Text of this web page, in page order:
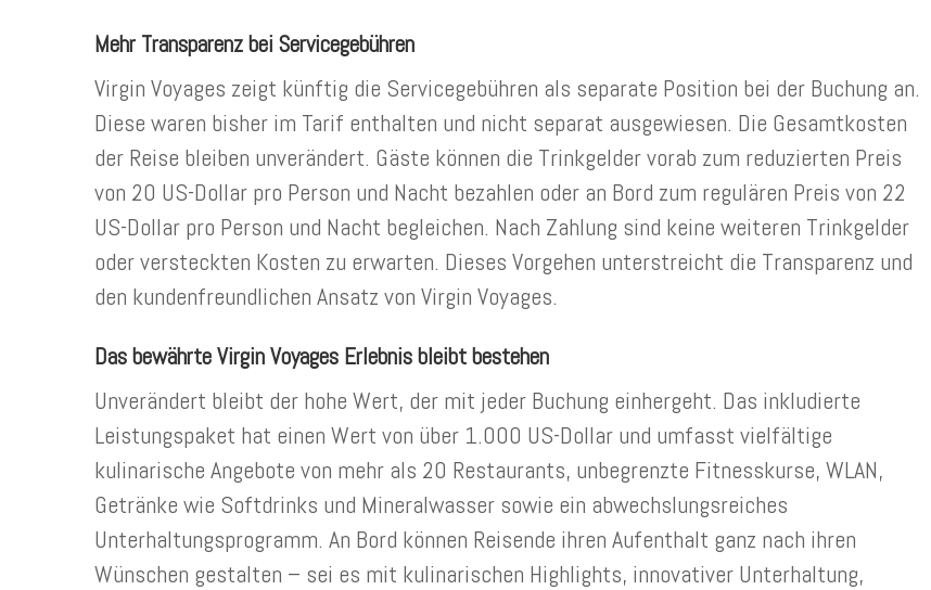
Mehr Transparenz bei Servicegebühren
Virgin Voyages zeigt künftig die Servicegebühren als separate Position bei der Buchung an.
Diese waren bisher im Tarif enthalten und nicht separat ausgewiesen. Die Gesamtkosten
der Reise bleiben unverändert. Gäste können die Trinkgelder vorab zum reduzierten Preis
von 20 US-Dollar pro Person und Nacht bezahlen oder an Bord zum regulären Preis von 22
US-Dollar pro Person und Nacht begleichen. Nach Zahlung sind keine weiteren Trinkgelder
oder versteckten Kosten zu erwarten. Dieses Vorgehen unterstreicht die Transparenz und
den kundenfreundlichen Ansatz von Virgin Voyages.
Das bewährte Virgin Voyages Erlebnis bleibt bestehen
Unverändert bleibt der hohe Wert, der mit jeder Buchung einhergeht. Das inkludierte
Leistungspaket hat einen Wert von über 1.000 US-Dollar und umfasst vielfältige
kulinarische Angebote von mehr als 20 Restaurants, unbegrenzte Fitnesskurse, WLAN,
Getränke wie Softdrinks und Mineralwasser sowie ein abwechslungsreiches
Unterhaltungsprogramm. An Bord können Reisende ihren Aufenthalt ganz nach ihren
Wünschen gestalten – sei es mit kulinarischen Highlights, innovativer Unterhaltung,